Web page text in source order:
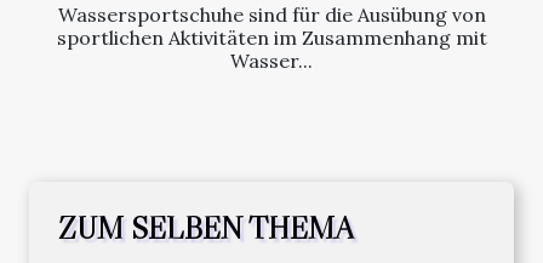
Wassersportschuhe sind für die Ausübung von
sportlichen Aktivitäten im Zusammenhang mit
Wasser...
ZUM SELBEN THEMA